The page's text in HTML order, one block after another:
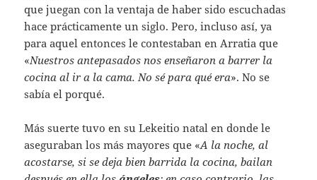
que juegan con la ventaja de haber sido escuchadas
hace prácticamente un siglo. Pero, incluso así, ya
para aquel entonces le contestaban en Arratia que
«Nuestros antepasados nos enseñaron a barrer la
cocina al ir a la cama. No sé para qué era». No se
sabía el porqué.
Más suerte tuvo en su Lekeitio natal en donde le
aseguraban los más mayores que «A la noche, al
acostarse, si se deja bien barrida la cocina, bailan